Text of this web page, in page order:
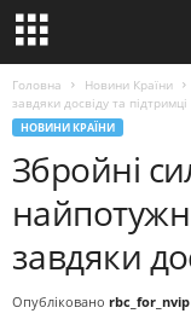
Головна Новини Країни
завдяки досвіду та підтримці
НОВИНИ КРАЇНИ
Збройні
завдяки
Опубліковано rbc_for_nvip